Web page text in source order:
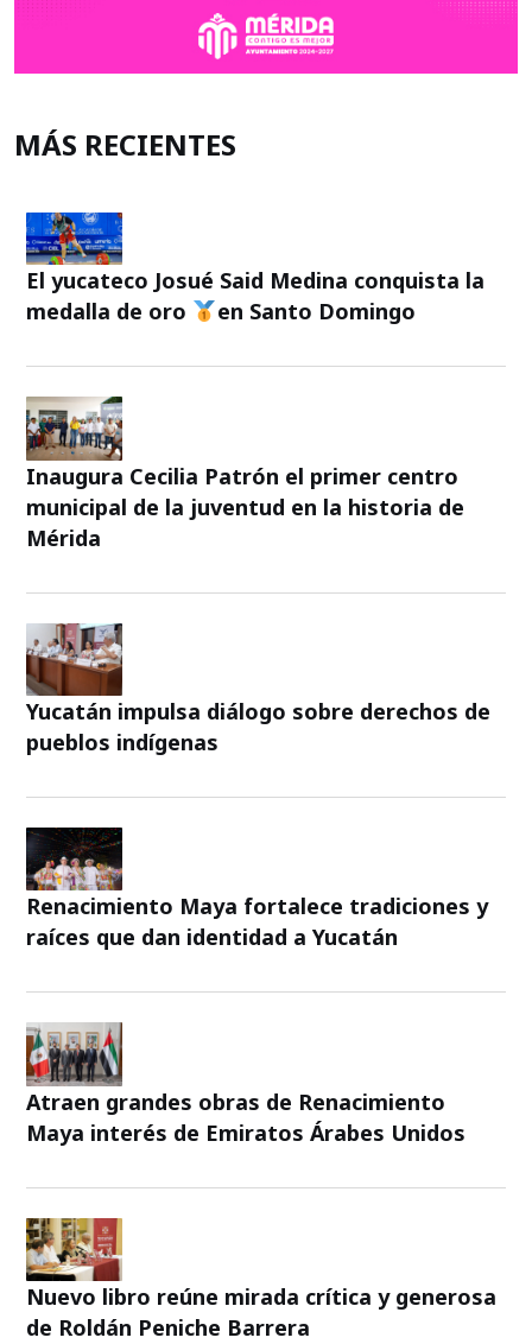
MÁS RECIENTES
El yucateco Josué Said Medina conquista la
medalla de oro
en Santo Domingo
Inaugura Cecilia Patrón el primer centro
municipal de la juventud en la historia de
Mérida
Yucatán impulsa diálogo sobre derechos de
pueblos indígenas
Renacimiento Maya fortalece tradiciones y
raíces que dan identidad a Yucatán
Atraen grandes obras de Renacimiento
Maya interés de Emiratos Árabes Unidos
Nuevo libro reúne mirada crítica y generosa
de Roldán Peniche Barrera